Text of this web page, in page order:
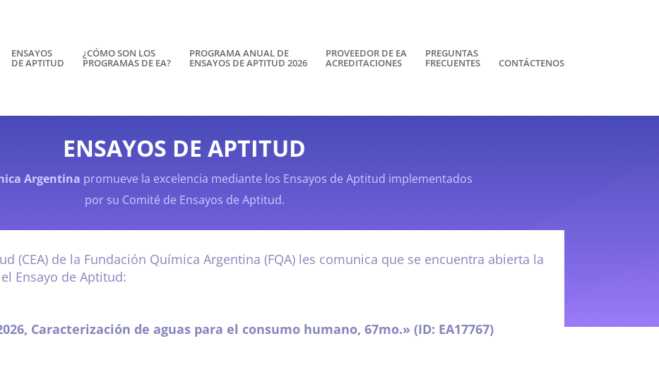
ENSAYOS
DE APTITUD
¿CÓMO SON LOS
PROGRAMAS DE EA?
PROGRAMA ANUAL DE
ENSAYOS DE APTITUD 2026
PROVEEDOR DE EA
ACREDITACIONES
PREGUNTAS
FRECUENTES CONTÁCTENOS
ENSAYOS DE APTITUD
Argentina promueve la excelencia mediante los Ensayos de Aptitud implementados
por su Comité de Ensayos de Aptitud.
(CEA) de la Fundación Química Argentina (FQA) les comunica que se encuentra abierta la
Ensayo de Aptitud:
Caracterización de aguas para el consumo humano, 67mo.» (ID: EA17767)